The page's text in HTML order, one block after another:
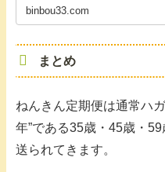
binbou33.com
まとめ
ねんきん定期便は通常ハ
年”である35歳・45歳・
送られてきます。